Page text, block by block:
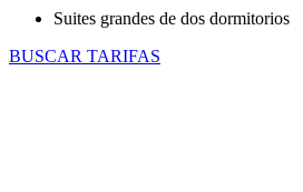
Suites grandes de dos dormitorios
BUSCAR TARIFAS